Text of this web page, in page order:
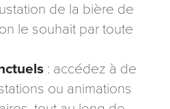
de la bière de
le souhait par toute
: accédez à de
ou animations